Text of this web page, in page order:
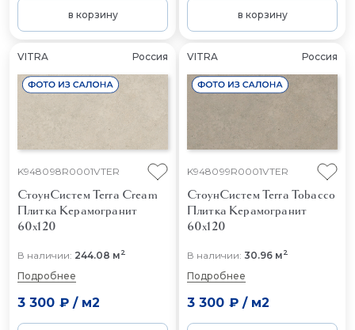
в корзину в корзину
VITRA Россия
K948098R0001VTER
СтоунСистем Terra Cream
Плитка Керамогранит
60x120
В наличии: 244.08 м2
Подробнее
3 300 ₽/ м2
VITRA Россия
K948099R0001VTER
СтоунСистем Terra Tobacco
Плитка Керамогранит
60x120
В наличии: 30.96 м2
Подробнее
3 300 ₽/ м2